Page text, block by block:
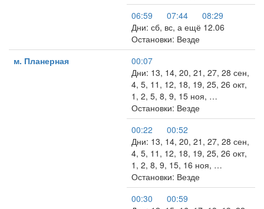
06:59
07:44
08:29
Дни: сб, вс, а ещё 12.06
Остановки: Везде
м. Планерная
00:07
Дни: 13, 14, 20, 21, 27, 28 сен,
4, 5, 11, 12, 18, 19, 25, 26 окт,
1, 2, 5, 8, 9, 15 ноя, …
Остановки: Везде
00:22
00:52
Дни: 13, 14, 20, 21, 27, 28 сен,
4, 5, 11, 12, 18, 19, 25, 26 окт,
1, 2, 8, 9, 15, 16 ноя, …
Остановки: Везде
00:30
00:59